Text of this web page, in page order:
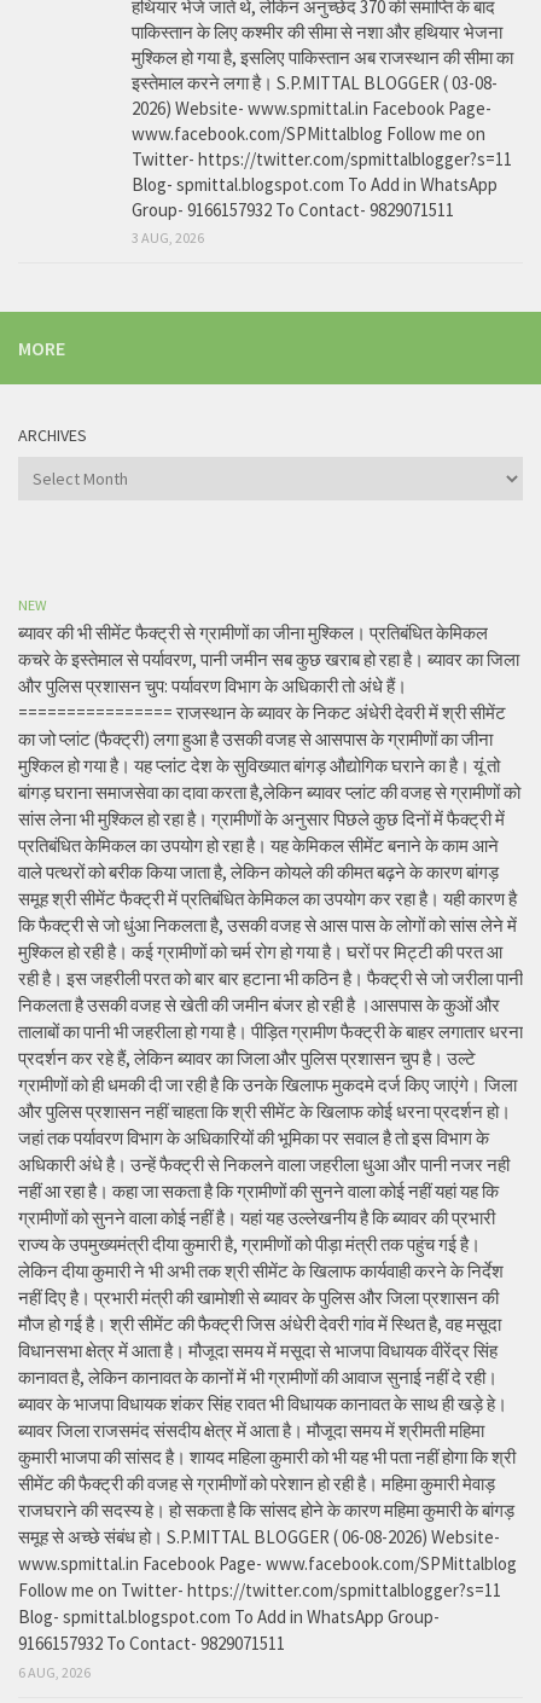
हथियार भेजे जाते थे, लेकिन अनुच्छेद 370 की समाप्ति के बाद
पाकिस्तान के लिए कश्मीर की सीमा से नशा और हथियार भेजना
मुश्किल हो गया है, इसलिए पाकिस्तान अब राजस्थान की सीमा का
इस्तेमाल करने लगा है। S.P.MITTAL BLOGGER ( 03-08-
2026) Website- www.spmittal.in Facebook Page-
www.facebook.com/SPMittalblog Follow me on
Twitter- https://twitter.com/spmittalblogger?s=11
Blog- spmittal.blogspot.com To Add in WhatsApp
Group- 9166157932 To Contact- 9829071511
3 AUG, 2026
MORE
ARCHIVES
Archives
NEW
ब्यावर की भी सीमेंट फैक्ट्री से ग्रामीणों का जीना मुश्किल। प्रतिबंधित केमिकल
कचरे के इस्तेमाल से पर्यावरण, पानी जमीन सब कुछ खराब हो रहा है। ब्यावर का जिला
और पुलिस प्रशासन चुप: पर्यावरण विभाग के अधिकारी तो अंधे हैं।
================ राजस्थान के ब्यावर के निकट अंधेरी देवरी में श्री सीमेंट
का जो प्लांट (फैक्ट्री) लगा हुआ है उसकी वजह से आसपास के ग्रामीणों का जीना
मुश्किल हो गया है। यह प्लांट देश के सुविख्यात बांगड़ औद्योगिक घराने का है। यूं तो
बांगड़ घराना समाजसेवा का दावा करता है,लेकिन ब्यावर प्लांट की वजह से ग्रामीणों को
सांस लेना भी मुश्किल हो रहा है। ग्रामीणों के अनुसार पिछले कुछ दिनों में फैक्ट्री में
प्रतिबंधित केमिकल का उपयोग हो रहा है। यह केमिकल सीमेंट बनाने के काम आने
वाले पत्थरों को बरीक किया जाता है, लेकिन कोयले की कीमत बढ़ने के कारण बांगड़
समूह श्री सीमेंट फैक्ट्री में प्रतिबंधित केमिकल का उपयोग कर रहा है। यही कारण है
कि फैक्ट्री से जो धुंआ निकलता है, उसकी वजह से आस पास के लोगों को सांस लेने में
मुश्किल हो रही है। कई ग्रामीणों को चर्म रोग हो गया है। घरों पर मिट्टी की परत आ
रही है। इस जहरीली परत को बार बार हटाना भी कठिन है। फैक्ट्री से जो जरीला पानी
निकलता है उसकी वजह से खेती की जमीन बंजर हो रही है ।आसपास के कुओं और
तालाबों का पानी भी जहरीला हो गया है। पीड़ित ग्रामीण फैक्ट्री के बाहर लगातार धरना
प्रदर्शन कर रहे हैं, लेकिन ब्यावर का जिला और पुलिस प्रशासन चुप है। उल्टे
ग्रामीणों को ही धमकी दी जा रही है कि उनके खिलाफ मुकदमे दर्ज किए जाएंगे। जिला
और पुलिस प्रशासन नहीं चाहता कि श्री सीमेंट के खिलाफ कोई धरना प्रदर्शन हो।
जहां तक पर्यावरण विभाग के अधिकारियों की भूमिका पर सवाल है तो इस विभाग के
अधिकारी अंधे है। उन्हें फैक्ट्री से निकलने वाला जहरीला धुआ और पानी नजर नही
नहीं आ रहा है। कहा जा सकता है कि ग्रामीणों की सुनने वाला कोई नहीं यहां यह कि
ग्रामीणों को सुनने वाला कोई नहीं है। यहां यह उल्लेखनीय है कि ब्यावर की प्रभारी
राज्य के उपमुख्यमंत्री दीया कुमारी है, ग्रामीणों को पीड़ा मंत्री तक पहुंच गई है।
लेकिन दीया कुमारी ने भी अभी तक श्री सीमेंट के खिलाफ कार्यवाही करने के निर्देश
नहीं दिए है। प्रभारी मंत्री की खामोशी से ब्यावर के पुलिस और जिला प्रशासन की
मौज हो गई है। श्री सीमेंट की फैक्ट्री जिस अंधेरी देवरी गांव में स्थित है, वह मसूदा
विधानसभा क्षेत्र में आता है। मौजूदा समय में मसूदा से भाजपा विधायक वीरेंद्र सिंह
कानावत है, लेकिन कानावत के कानों में भी ग्रामीणों की आवाज सुनाई नहीं दे रही।
ब्यावर के भाजपा विधायक शंकर सिंह रावत भी विधायक कानावत के साथ ही खड़े हे।
ब्यावर जिला राजसमंद संसदीय क्षेत्र में आता है। मौजूदा समय में श्रीमती महिमा
कुमारी भाजपा की सांसद है। शायद महिला कुमारी को भी यह भी पता नहीं होगा कि श्री
सीमेंट की फैक्ट्री की वजह से ग्रामीणों को परेशान हो रही है। महिमा कुमारी मेवाड़
राजघराने की सदस्य हे। हो सकता है कि सांसद होने के कारण महिमा कुमारी के बांगड़
समूह से अच्छे संबंध हो। S.P.MITTAL BLOGGER ( 06-08-2026) Website-
www.spmittal.in Facebook Page- www.facebook.com/SPMittalblog
Follow me on Twitter- https://twitter.com/spmittalblogger?s=11
Blog- spmittal.blogspot.com To Add in WhatsApp Group-
9166157932 To Contact- 9829071511
6 AUG, 2026